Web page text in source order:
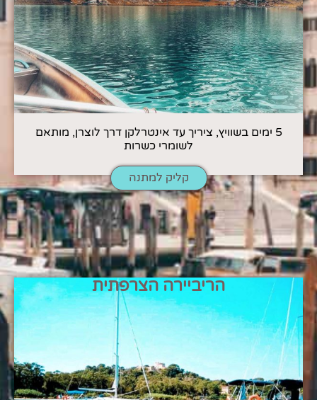
5 ימים בשוויץ, ציריך עד אינטרלקן דרך לוצרן, מותאם
לשומרי כשרות
קליק למתנה
הריביירה הצרפתית